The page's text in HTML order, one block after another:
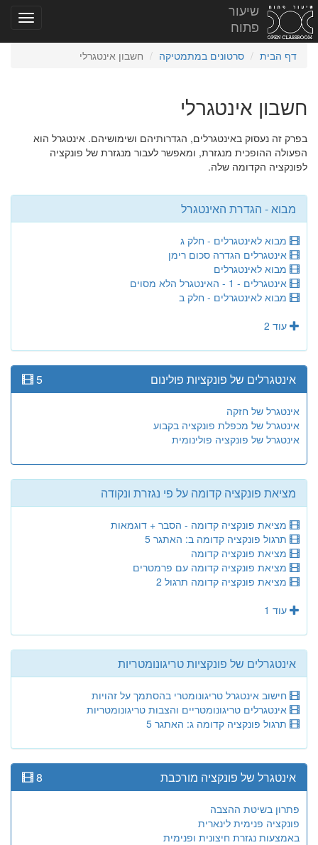
שיעור
פתוח
דף הבית סרטונים במתמטיקה חשבון אינטגרלי
חשבון אינטגרלי
בפרק זה נעסוק באינטגרלים, הגדרותיהם ושימושיהם. אינטגרל הוא
הפעולה ההופכית מנגזרת, ומאפשר לעבור מנגזרת של פונקציה
לפונקציה הקדומה שלה.
מבוא - הגדרת האינטגרל
מבוא לאינטגרלים - חלק ג
אינטגרלים הגדרה סכום רימן
מבוא לאינטגרלים
אינטגרלים - 1 - האינטגרל הלא מסוים
מבוא לאינטגרלים - חלק ב
עוד 2
אינטגרלים של פונקציות פולינום 5
אינטגרל של חזקה
אינטגרל של מכפלת פונקציה בקבוע
אינטגרל של פונקציה פולינומית
מציאת פונקציה קדומה על פי נגזרת ונקודה
מציאת פונקציה קדומה - הסבר + דוגמאות
תרגול פונקציה קדומה ב: האתגר 5
מציאת פונקציה קדומה
מציאת פונקציה קדומה עם פרמטרים
מציאת פונקציה קדומה תרגול 2
עוד 1
אינטגרלים של פונקציות טריגונומטריות
חישוב אינטגרל טריגונומטרי בהסתמך על זהויות
אינטגרלים טריגונומטריים והצבות טריגונומטריות
תרגול פונקציה קדומה ג: האתגר 5
אינטגרל של פונקציה מורכבת 8
פתרון בשיטת ההצבה
פונקציה פנימית לינארית
באמצעות נגזרת חיצונית ופנימית